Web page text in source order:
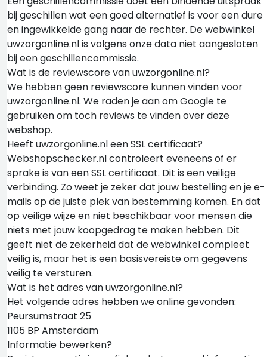
bij geschillen wat een goed alternatief is voor een dure
en ingewikkelde gang naar de rechter. De webwinkel
uwzorgonline.nl is volgens onze data niet aangesloten
bij een geschillencommissie.
Wat is de reviewscore van uwzorgonline.nl?
We hebben geen reviewscore kunnen vinden voor
uwzorgonline.nl. We raden je aan om Google te
gebruiken om toch reviews te vinden over deze
webshop.
Heeft uwzorgonline.nl een SSL certificaat?
Webshopschecker.nl controleert eveneens of er
sprake is van een SSL certificaat. Dit is een veilige
verbinding. Zo weet je zeker dat jouw bestelling en je e-
mails op de juiste plek van bestemming komen. En dat
op veilige wijze en niet beschikbaar voor mensen die
niets met jouw koopgedrag te maken hebben. Dit
geeft niet de zekerheid dat de webwinkel compleet
veilig is, maar het is een basisvereiste om gegevens
veilig te versturen.
Wat is het adres van uwzorgonline.nl?
Het volgende adres hebben we online gevonden:
Peursumstraat 25
1105 BP Amsterdam
Informatie bewerken?